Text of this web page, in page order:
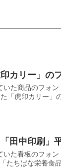
カリー」の
いた商品のフォ
「虎印カリー」
田中印刷」
いた看板のフォ
たちばな栄養食